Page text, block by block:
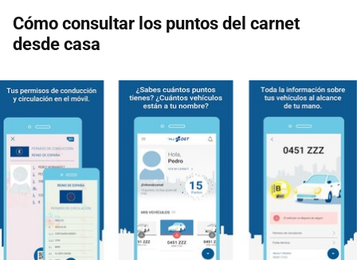
Cómo consultar los puntos del carnet
desde casa